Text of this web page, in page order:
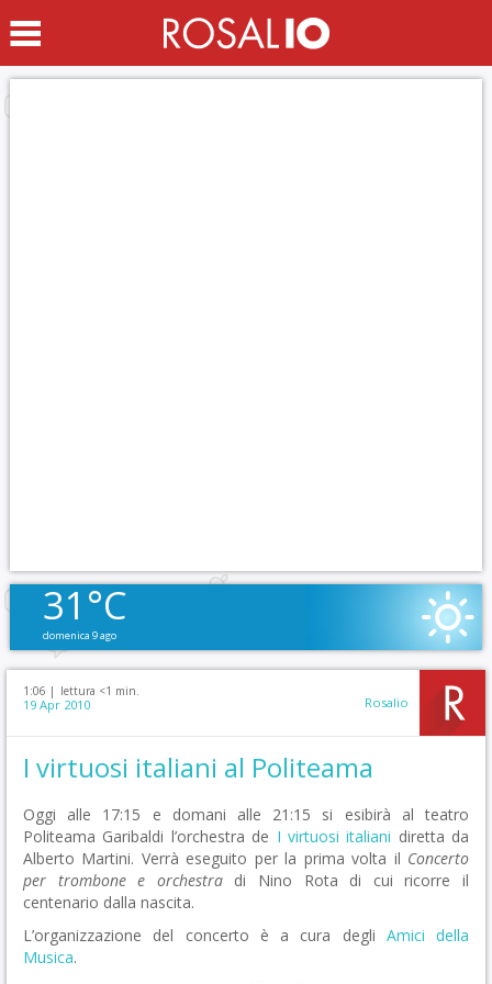
31°C
domenica 9 ago
1:06 | lettura <1 min.
19 Apr 2010 Rosalio
I virtuosi italiani al Politeama
Oggi alle 17:15 e domani alle 21:15 si esibirà al teatro
Politeama Garibaldi l’orchestra de I virtuosi italiani diretta da
Alberto Martini. Verrà eseguito per la prima volta il Concerto
per trombone e orchestradi Nino Rota di cui ricorre il
centenario dalla nascita.
L’organizzazione del concerto è a cura degli Amici della
Musica.